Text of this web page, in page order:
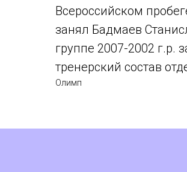
Всероссийском
занял Бадмаев
группе 2007-2002 г.р.
тренерский состав
Олимп